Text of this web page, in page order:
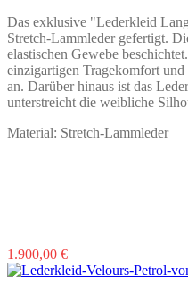
Das exklusive "Lederkleid
Stretch-Lammleder gefertigt.
elastischen Gewebe
einzigartigen Tragekomfort
an. Darüber hinaus ist das
unterstreicht die weibliche
Material: Stretch-Lammleder
1.900,00 €Dieses
Produkt